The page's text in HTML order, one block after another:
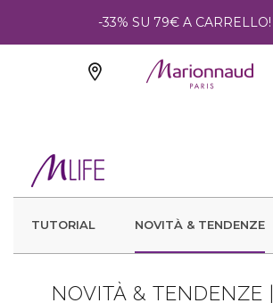
-33% SU 79€ A CARRELLO!
TUTORIAL NOVITÀ & TENDENZE
NOVITÀ & TENDENZE |